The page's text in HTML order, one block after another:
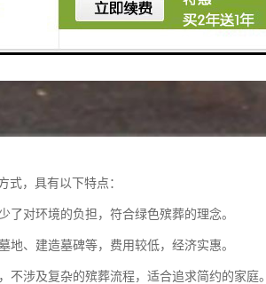
式，具有以下特点：
了对环境的负担，符合绿色殡葬的理念。
地、建造墓碑等，费用较低，经济实惠。
不涉及复杂的殡葬流程，适合追求简约的家庭。